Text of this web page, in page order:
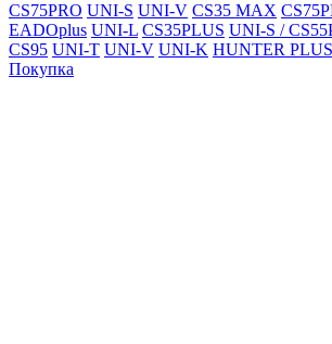
CS75PRO UNI-S UNI-V CS35 MAX
EADOplus UNI-L CS35PLUS UNI-S /
CS95 UNI-T UNI-V UNI-K HUNTER PLUS
Покупка